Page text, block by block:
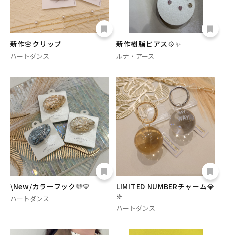
新作🌸クリップ
ハートダンス
新作樹脂ピアス💠✨
ルナ・アース
\New/カラーフック🩵💛
ハートダンス
LIMITED NUMBERチャーム💎
❇️
ハートダンス